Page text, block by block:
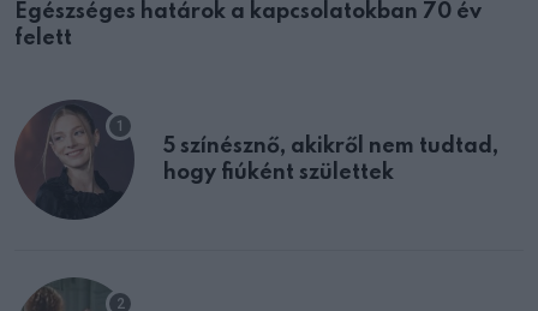
Egészséges határok a kapcsolatokban 70 év
felett
5 színésznő, akikről nem tudtad,
hogy fiúként születtek